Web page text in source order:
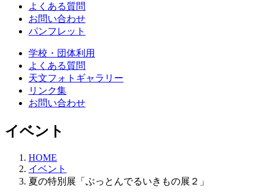
よくある質問
お問い合わせ
パンフレット
学校・団体利用
よくある質問
天文フォトギャラリー
リンク集
お問い合わせ
イベント
HOME
イベント
夏の特別展「ぶっとんでるいきもの展２」